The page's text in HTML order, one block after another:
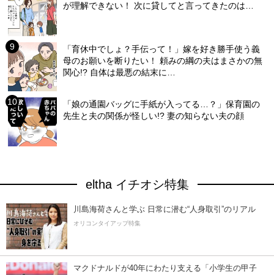
が理解できない！ 次に貸してと言ってきたのは…
「育休中でしょ？手伝って！」嫁を好き勝手使う義
母のお願いを断りたい！ 頼みの綱の夫はまさかの無
関心!? 自体は最悪の結末に…
「娘の通園バッグに手紙が入ってる…？」保育園の
先生と夫の関係が怪しい!? 妻の知らない夫の顔
eltha イチオシ特集
川島海荷さんと学ぶ 日常に潜む“人身取引”のリアル
オリコンタイアップ特集
マクドナルドが40年にわたり支える「小学生の甲子